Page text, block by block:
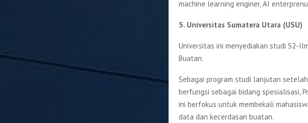
machine learning enginer, AI
5. Universitas Sumatera Utara (USU)
Universitas ini menyediakan studi S2-
Buatan.
Sebagai program studi lanjutan
berfungsi sebagai bidang spesialisasi,
ini berfokus untuk membekali
data dan kecerdasan buatan.